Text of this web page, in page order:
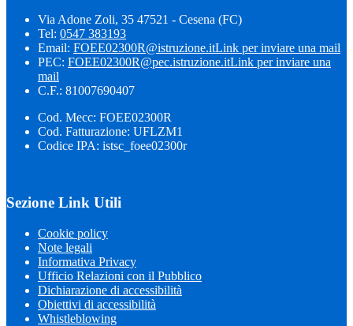
Via Adone Zoli, 35 47521 - Cesena (FC)
Tel: 0547 383193
Email: FOEE02300R@istruzione.itLink per inviare una mail
PEC: FOEE02300R@pec.istruzione.itLink per inviare una
mail
C.F.: 81007690407
Cod. Mecc: FOEE02300R
Cod. Fatturazione: UFLZM1
Codice IPA: istsc_foee02300r
Sezione Link Utili
Cookie policy
Note legali
Informativa Privacy
Ufficio Relazioni con il Pubblico
Dichiarazione di accessibilità
Obiettivi di accessibilità
Whistleblowing